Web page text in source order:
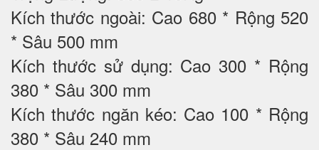
Kích thước ngoài: Cao 680 * Rộng 520
* Sâu 500 mm
Kích thước sử dụng: Cao 300 * Rộng
380 * Sâu 300 mm
Kích thước ngăn kéo: Cao 100 * Rộng
380 * Sâu 240 mm